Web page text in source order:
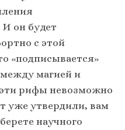
И он будет
с этой
«подписывается»
магией и
рифы невозможно
уже утвердили, вам
научного